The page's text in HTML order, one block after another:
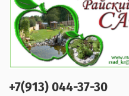
+7(913) 044-37-30